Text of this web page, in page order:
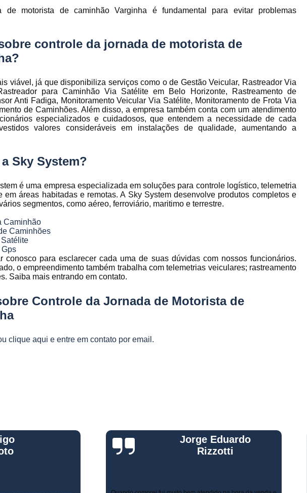
Rastreadores
de carros
Rastreamento
de carro
Rastreamento
de frota
Sensores de
Sistema de
gravação
Sistema de
Sistemas para
controle de
manutenção de
Sistemas
Telemetrias
Empresa de Rastreadores de Veiculos
Empresa de Rastreamento por
Empresa
Gerenciamento de Frota Belo
Gerenciamento de Frota de
Gerenciamento de Frota de Empresas
Gerenciamento
Gerenciamento de Frota
Gerenciamento de Frota para
Empresa de Gestão de Frota de Veículos
Gestão de Frota de Veículos
Gestão de Frota Minas Gerais
Gestão
Gestão de Frota de Veículos Minas Gerais
Monitoramento de Horímetro
motorista de caminhão Varginha é fundamental para evitar problemas
controle da jornada de motorista de
viável, já que disponibiliza serviços como o de Gestão Veicular, Rastreador Via
para Caminhão Via Satélite em Belo Horizonte, Rastreamento de
Anti Fadiga, Monitoramento Veicular Via Satélite, Monitoramento de Frota Via
de Caminhões. Além disso, a empresa também conta com um atendimento
especializados e cuidadosos, que entendem a necessidade de cada
valores consideráveis em instalações de qualidade, aumentando a
Sky System?
é uma empresa especializada em soluções para controle logístico, telemetria
em áreas habitadas e remotas. A Sky System desenvolve produtos completos e
segmentos, como aéreo, ferroviário, maritimo e terrestre.
Caminhão
Caminhões
Gps
conosco para esclarecer cada uma de suas dúvidas com nossos funcionários.
o empreendimento também trabalha com telemetrias veiculares; rastreamento
Saiba mais entrando em contato.
Controle da Jornada de Motorista de
clique aqui e entre em contato por email.
Eduardo
Gustavo Leone